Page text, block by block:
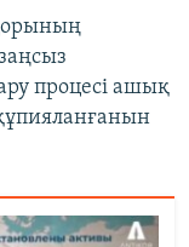
процесі ашық